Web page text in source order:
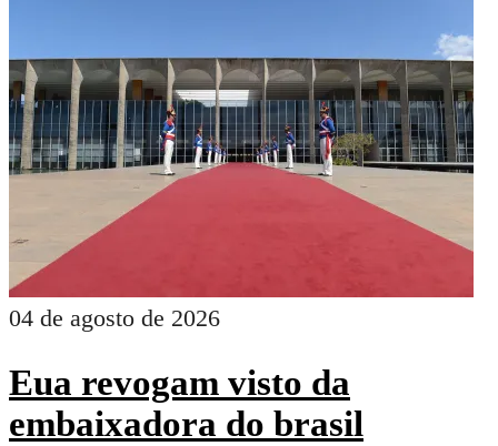
04 de agosto de 2026
Eua revogam visto da
embaixadora do brasil